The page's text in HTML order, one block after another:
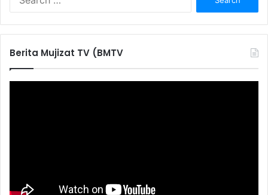
r
f
o
Berita Mujizat TV (BMTV